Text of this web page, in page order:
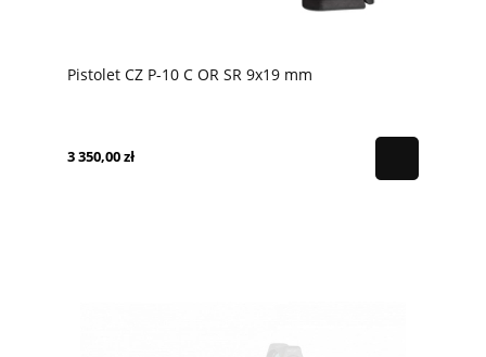
Pistolet CZ P-10 C OR SR 9x19 mm
3 350,00 zł